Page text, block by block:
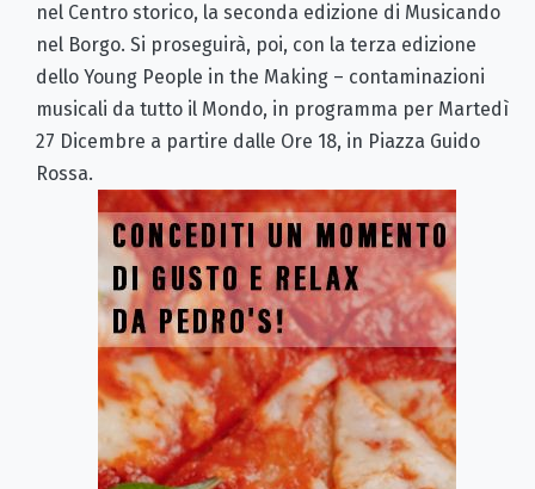
nel Centro storico, la seconda edizione di Musicando
nel Borgo. Si proseguirà, poi, con la terza edizione
dello Young People in the Making – contaminazioni
musicali da tutto il Mondo, in programma per Martedì
27 Dicembre a partire dalle Ore 18, in Piazza Guido
Rossa.